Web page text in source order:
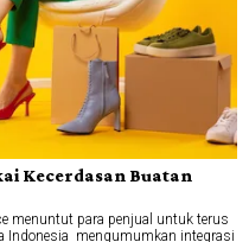
Kecerdasan Buatan
menuntut para penjual untuk terus
Indonesia mengumumkan integrasi